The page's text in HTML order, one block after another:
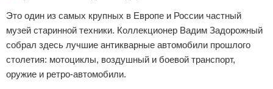
Это один из самых крупных в Европе и России частный
музей старинной техники. Коллекционер Вадим Задорожный
собрал здесь лучшие антикварные автомобили прошлого
столетия: мотоциклы, воздушный и боевой транспорт,
оружие и ретро-автомобили.